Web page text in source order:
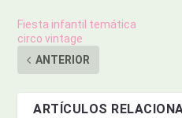
Fiesta infantil temática
circo vintage
ANTERIOR
ARTÍCULOS